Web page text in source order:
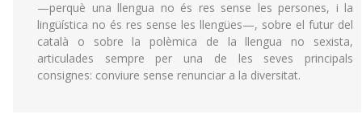
—perquè una llengua no és res sense les persones, i la
lingüística no és res sense les llengües—, sobre el futur del
català o sobre la polèmica de la llengua no sexista,
articulades sempre per una de les seves principals
consignes: conviure sense renunciar a la diversitat.